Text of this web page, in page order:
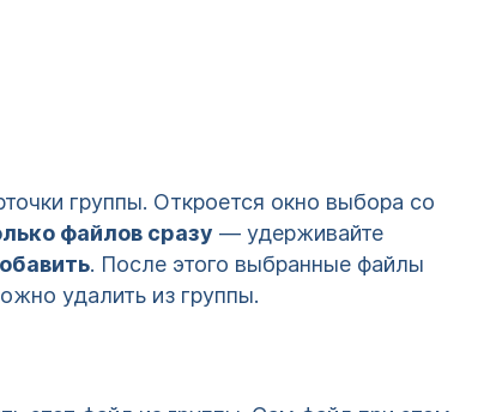
группы. Откроется окно выбора со
файлов сразу — удерживайте
. После этого выбранные файлы
удалить из группы.